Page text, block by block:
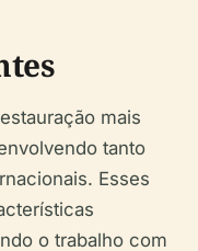
mais
tanto
Esses
o trabalho com